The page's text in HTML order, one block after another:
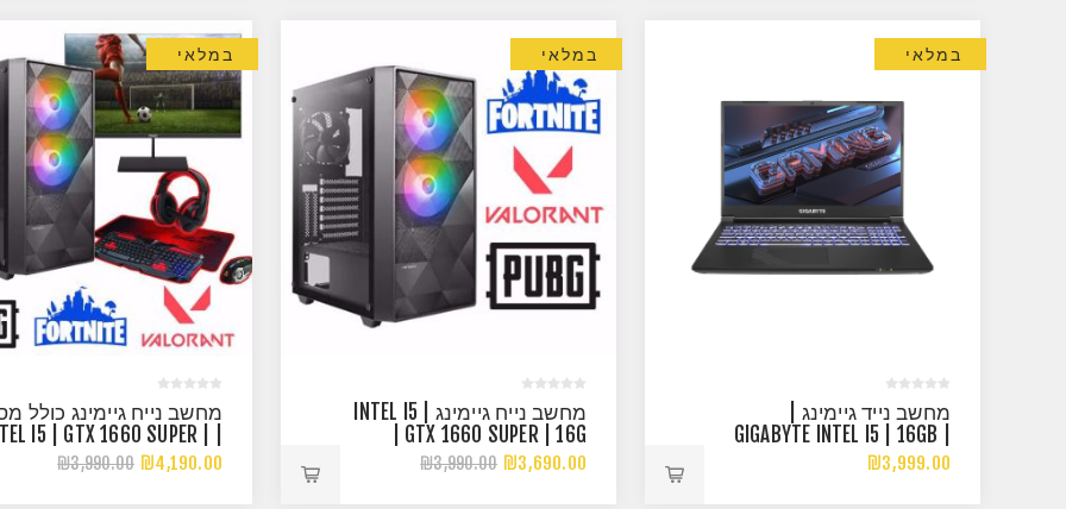
במלאי
מחשב נייד גיימינג |
GIGABYTE INTEL I5 | 16GB |
512GB NVME | RTX3050TI
₪3,999.00
במלאי
מחשב נייח גיימינג | INTEL I5
| GTX 1660 SUPER | 16G
3200HZ RGB
₪3,690.00
₪3,990.00
במלאי
מחשב נייח גיימינג כולל
I5 | GTX 1660 SUPER |
16G 3200HZ RGB
₪4,190.00
₪3,990.00